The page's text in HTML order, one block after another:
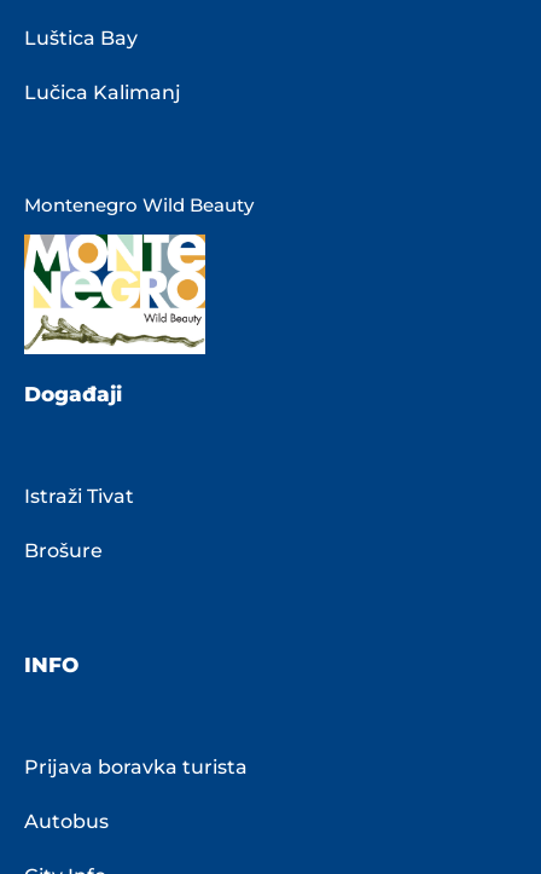
Luštica Bay
Lučica Kalimanj
Montenegro Wild Beauty
Događaji
Istraži Tivat
Brošure
INFO
Prijava boravka turista
Autobus